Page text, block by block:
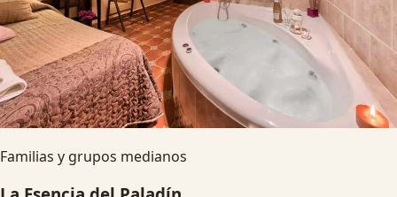
Familias y grupos medianos